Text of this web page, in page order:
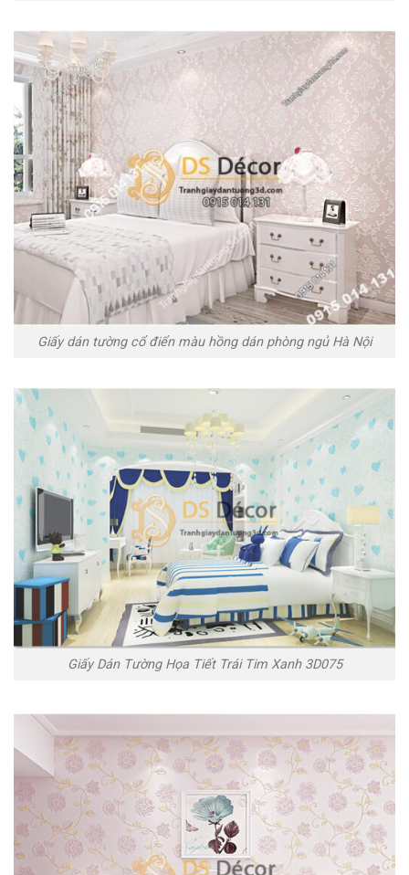
Giấy dán tường cổ điển màu hồng dán phòng ngủ Hà Nội
Giấy Dán Tường Họa Tiết Trái Tim Xanh 3D075